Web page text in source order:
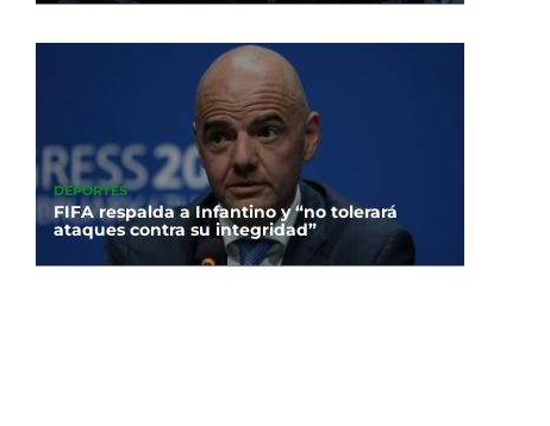
DEPORTES
FIFA respalda a Infantino y “no tolerará
ataques contra su integridad”